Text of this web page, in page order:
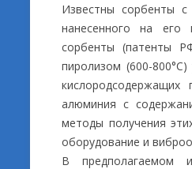
Известны сорбенты
нанесенного на его
сорбенты (патенты
пиролизом (600-
кислородсодержащих
алюминия с
методы получения
оборудование и
В предполагаемом